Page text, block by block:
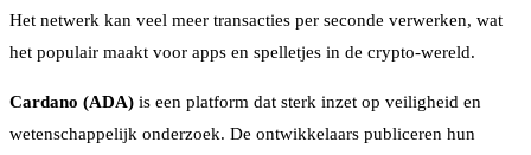
Het netwerk kan veel meer transacties per seconde verwerken, wat
het populair maakt voor apps en spelletjes in de crypto-wereld.
Cardano (ADA) is een platform dat sterk inzet op veiligheid en
wetenschappelijk onderzoek. De ontwikkelaars publiceren hun